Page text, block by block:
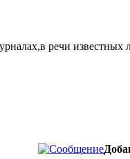
речи известных